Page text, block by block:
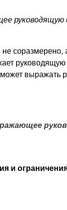
выражать
и